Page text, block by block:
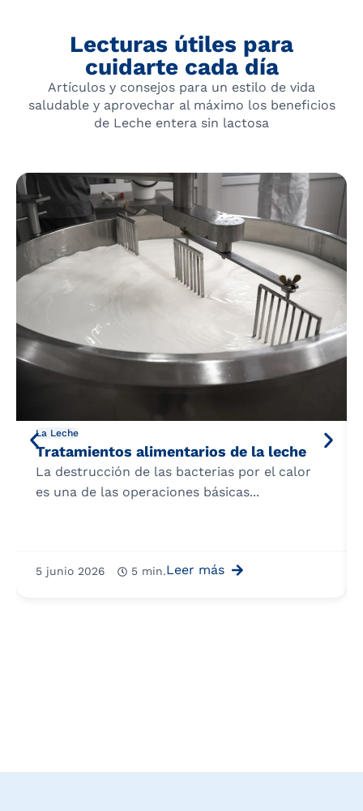
Lecturas útiles para
cuidarte cada día
Artículos y consejos para un estilo de vida
saludable y aprovechar al máximo los beneficios
de Leche entera sin lactosa
La Leche
Tratamientos alimentarios de la leche
La destrucción de las bacterias por el calor
es una de las operaciones básicas...
5 junio 2026 5 min.Leer más